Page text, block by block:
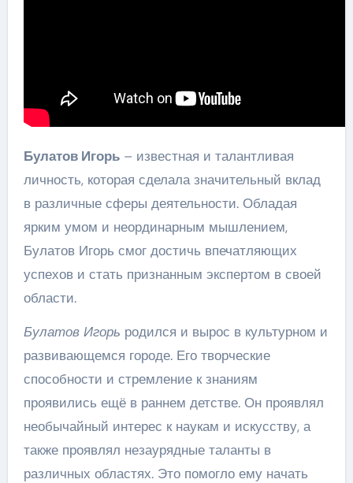
Булатов Игорь– известная и талантливая
личность, которая сделала значительный вклад
в различные сферы деятельности. Обладая
ярким умом и неординарным мышлением,
Булатов Игорь смог достичь впечатляющих
успехов и стать признанным экспертом в своей
области.
Булатов Игорь родился и вырос в культурном и
развивающемся городе. Его творческие
способности и стремление к знаниям
проявились ещё в раннем детстве. Он проявлял
необычайный интерес к наукам и искусству, а
также проявлял незаурядные таланты в
различных областях. Это помогло ему начать